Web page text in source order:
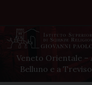
Veneto Orientale –
Belluno e a Treviso